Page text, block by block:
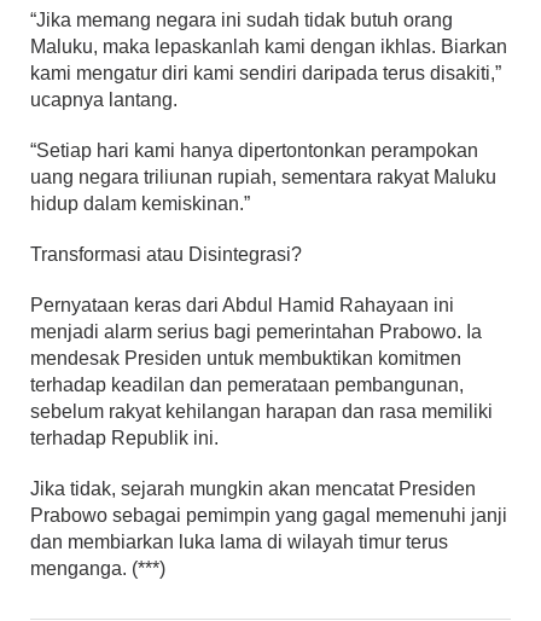
“Jika memang negara ini sudah tidak butuh orang
Maluku, maka lepaskanlah kami dengan ikhlas. Biarkan
kami mengatur diri kami sendiri daripada terus disakiti,”
ucapnya lantang.
“Setiap hari kami hanya dipertontonkan perampokan
uang negara triliunan rupiah, sementara rakyat Maluku
hidup dalam kemiskinan.”
Transformasi atau Disintegrasi?
Pernyataan keras dari Abdul Hamid Rahayaan ini
menjadi alarm serius bagi pemerintahan Prabowo. Ia
mendesak Presiden untuk membuktikan komitmen
terhadap keadilan dan pemerataan pembangunan,
sebelum rakyat kehilangan harapan dan rasa memiliki
terhadap Republik ini.
Jika tidak, sejarah mungkin akan mencatat Presiden
Prabowo sebagai pemimpin yang gagal memenuhi janji
dan membiarkan luka lama di wilayah timur terus
menganga. (***)